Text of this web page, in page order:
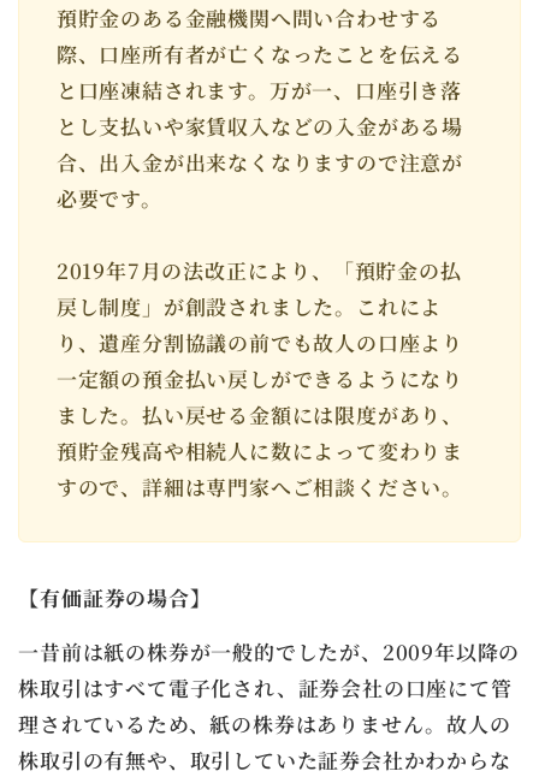
預貯金のある金融機関へ問い合わせする
際、口座所有者が亡くなったことを伝える
と口座凍結されます。万が一、口座引き落
とし支払いや家賃収入などの入金がある場
合、出入金が出来なくなりますので注意が
必要です。
2019年7月の法改正により、「預貯金の払
戻し制度」が創設されました。これによ
り、遺産分割協議の前でも故人の口座より
一定額の預金払い戻しができるようになり
ました。払い戻せる金額には限度があり、
預貯金残高や相続人に数によって変わりま
すので、詳細は専門家へご相談ください。
【有価証券の場合】
一昔前は紙の株券が一般的でしたが、2009年以降の
株取引はすべて電子化され、証券会社の口座にて管
理されているため、紙の株券はありません。故人の
株取引の有無や、取引していた証券会社かわからな